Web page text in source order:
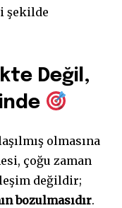
şekilde
Değil,
olmasına
çoğu zaman
değildir;
bozulmasıdır.